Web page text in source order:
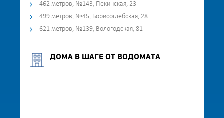
462 метров, №143, Пекинская, 23
499 метров, №45, Борисоглебская, 28
621 метров, №139, Вологодская, 81
ДОМА В ШАГЕ ОТ ВОДОМАТА